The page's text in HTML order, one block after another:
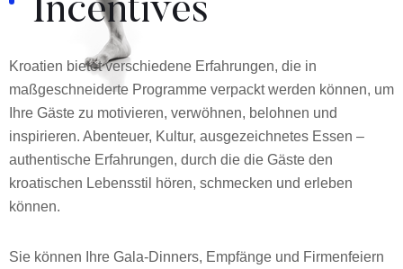
Incentives
Kroatien bietet verschiedene Erfahrungen, die in
maßgeschneiderte Programme verpackt werden können, um
Ihre Gäste zu motivieren, verwöhnen, belohnen und
inspirieren. Abenteuer, Kultur, ausgezeichnetes Essen –
authentische Erfahrungen, durch die die Gäste den
kroatischen Lebensstil hören, schmecken und erleben
können.
Sie können Ihre Gala-Dinners, Empfänge und Firmenfeiern